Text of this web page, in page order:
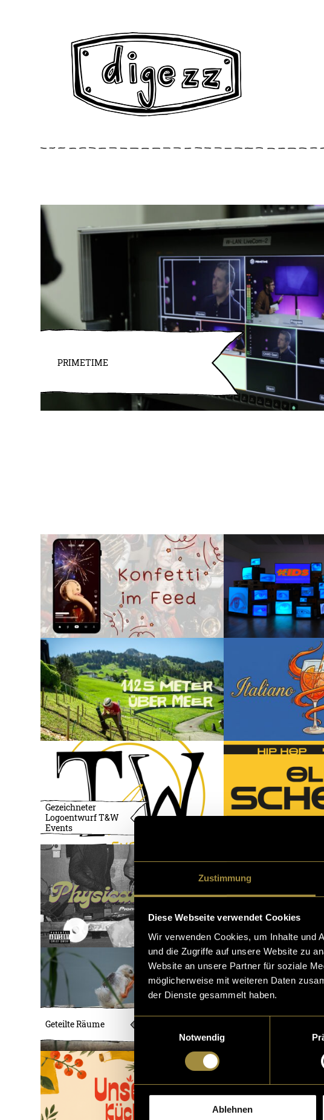
Zustimmung
Diese Webseite verwendet Cookies
Wir verwenden Cookies, um Inhalte und
und die Zugriffe auf unsere Website zu
Website an unsere Partner für soziale
möglicherweise mit weiteren Daten
der Dienste gesammelt haben.
Einwilligungsauswahl
Notwendig
Ablehnen
PRIMETIME
Gezeichneter
Logoentwurf T&W
Events
Geteilte Räume